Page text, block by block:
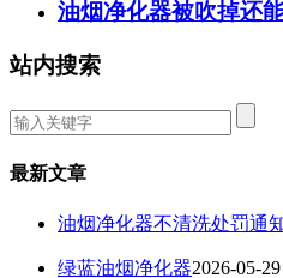
油烟净化器被吹掉还
站内搜索
最新文章
油烟净化器不清洗处罚通
绿蓝油烟净化器2026-05-29